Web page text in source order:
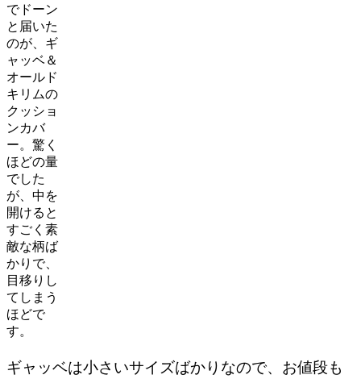
でドーン
と届いた
のが、ギ
ャッベ＆
オールド
キリムの
クッショ
ンカバ
ー。驚く
ほどの量
でした
が、中を
開けると
すごく素
敵な柄ば
かりで、
目移りし
てしまう
ほどで
す。
ギャッベは小さいサイズばかりなので、お値段も